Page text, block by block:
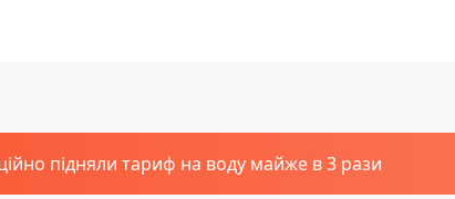
підняли тариф на воду майже в 3 рази